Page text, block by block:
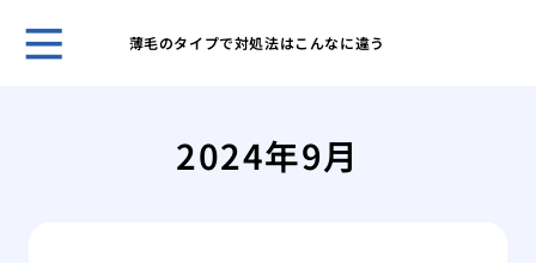
薄毛のタイプで対処法はこんなに違う
2024年9月